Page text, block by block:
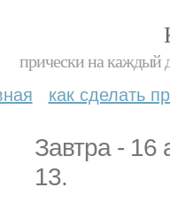
прически на каждый
как сделать
Завтра - 16
13.